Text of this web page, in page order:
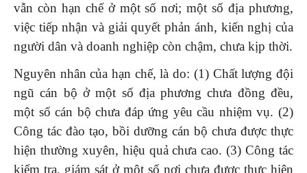
vẫn còn hạn chế ở một số nơi; một số địa phương,
việc tiếp nhận và giải quyết phản ánh, kiến nghị của
người dân và doanh nghiệp còn chậm, chưa kịp thời.
Nguyên nhân của hạn chế, là do: (1) Chất lượng đội
ngũ cán bộ ở một số địa phương chưa đồng đều,
một số cán bộ chưa đáp ứng yêu cầu nhiệm vụ. (2)
Công tác đào tạo, bồi dưỡng cán bộ chưa được thực
hiện thường xuyên, hiệu quả chưa cao. (3) Công tác
kiểm tra, giám sát ở một số nơi chưa được thực hiện